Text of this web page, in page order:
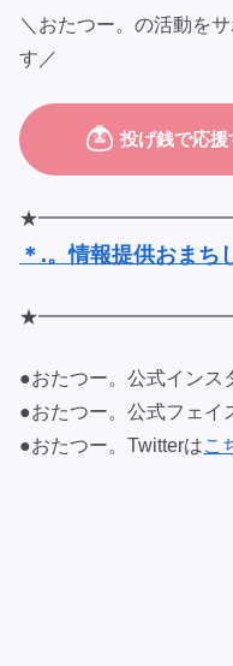
＼おたつー。の活動を
す／
＊.。情報提供おまち
●おたつー。公式インス
●おたつー。公式フェイ
●おたつー。Twitterはこ